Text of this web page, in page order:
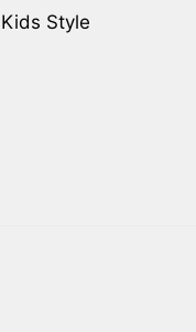
Kids Style